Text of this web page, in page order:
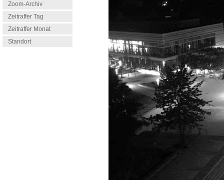
Zoom-Archiv
Zeitraffer Tag
Zeitraffer Monat
Standort